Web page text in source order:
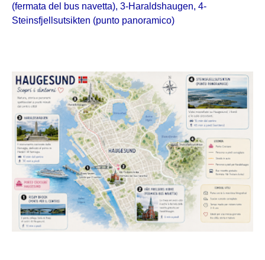
(fermata del bus navetta), 3-Haraldshaugen, 4-
Steinsfjellsutsikten (punto panoramico)